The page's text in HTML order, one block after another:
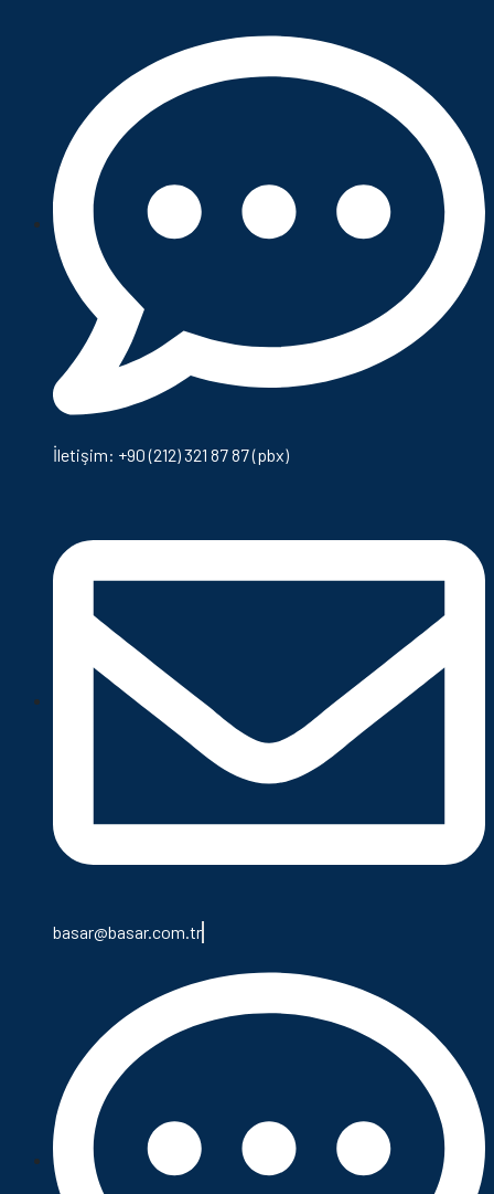
İletişim: +90 (212) 321 87 87 (pbx)
basar@basar.com.tr